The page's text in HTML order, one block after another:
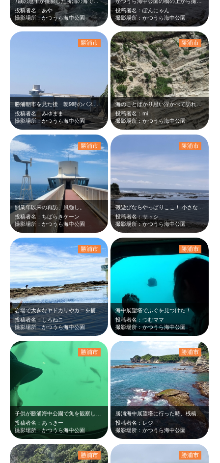
投稿者名：あや
撮影場所：かつうら海中公園
投稿者名：ぽんにゃん
撮影場所：かつうら海中公園
投稿者名：みゆまま
撮影場所：かつうら海中公園
勝浦市
海のことばかり思い浮かべて訪れて。。思いがけない景色を目の前に観て。。せまる迫…
投稿者名：mi
撮影場所：かつうら海中公園
勝浦市
開業年以来の再訪、風強し。
投稿者名：ちばらきケーン
撮影場所：かつうら海中公園
勝浦市
投稿者名：サトシ
撮影場所：かつうら海中公園
勝浦市
岩場で大きなヤドカリやカニを捕まえました。水中眼鏡で見る海の中にも興味津々でし…
投稿者名：しろねこ
撮影場所：かつうら海中公園
勝浦市
海中展望塔でふぐを見つけた！
投稿者名：つむママ
撮影場所：かつうら海中公園
勝浦市
投稿者名：あっきー
撮影場所：かつうら海中公園
勝浦市
勝浦海中展望塔に行った時、桟橋から撮った写真です。海の水色と、岩の縞模様が綺麗…
投稿者名：レジ
撮影場所：かつうら海中公園
勝浦市
勝浦市 勝浦市